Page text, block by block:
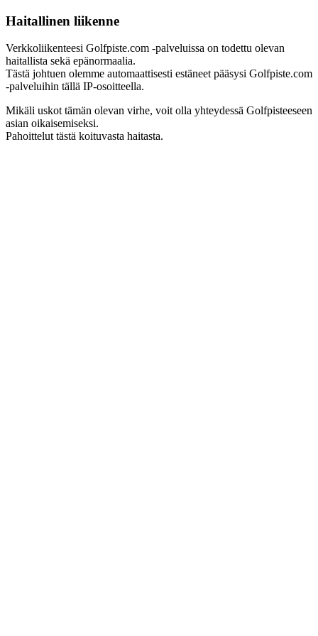
Haitallinen liikenne
Verkkoliikenteesi Golfpiste.com -palveluissa on todettu olevan
haitallista sekä epänormaalia.
Tästä johtuen olemme automaattisesti estäneet pääsysi Golfpiste.com
-palveluihin tällä IP-osoitteella.
Mikäli uskot tämän olevan virhe, voit olla yhteydessä Golfpisteeseen
asian oikaisemiseksi.
Pahoittelut tästä koituvasta haitasta.